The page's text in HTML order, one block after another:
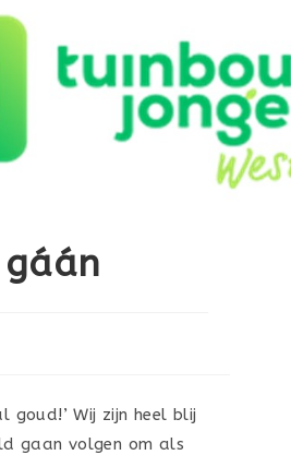
goud!’ Wij zijn heel blij
gaan volgen om als